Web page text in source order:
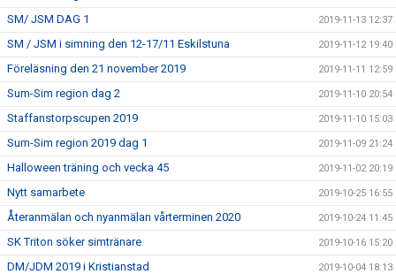
SM/ JSM DAG 1 2019-11-13 12:37
SM / JSM i simning den 12-17/11 Eskilstuna 2019-11-12 19:40
Föreläsning den 21 november 2019 2019-11-11 12:59
Sum-Sim region dag 2 2019-11-10 20:54
Staffanstorpscupen 2019 2019-11-10 15:03
Sum-Sim region 2019 dag 1 2019-11-09 21:24
Halloween träning och vecka 45 2019-11-02 20:19
Nytt samarbete 2019-10-25 16:55
Återanmälan och nyanmälan vårterminen 2020 2019-10-24 11:45
SK Triton söker simtränare 2019-10-16 15:20
DM/JDM 2019 i Kristianstad 2019-10-04 18:13